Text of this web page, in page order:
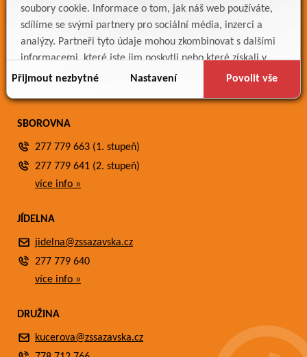
soubory cookie. Informace o tom, jak náš web používáte,
sdílíme se svými partnery pro sociální média, inzerci a
analýzy. Partneři tyto údaje mohou zkombinovat s dalšími
informacemi, které jste jim poskytli nebo které získali v
důsledku toho, že používáte jejich služby.
Přijmout nezbytné Nastavení Povolit vše
Bakaláři
Jídelníček
Meteostanice
SBOROVNA
277 779 663 (1. stupeň)
277 779 641 (2. stupeň)
více info »
JÍDELNA
jidelna@zssazavska.cz
277 779 640
více info »
DRUŽINA
kucerova@zssazavska.cz